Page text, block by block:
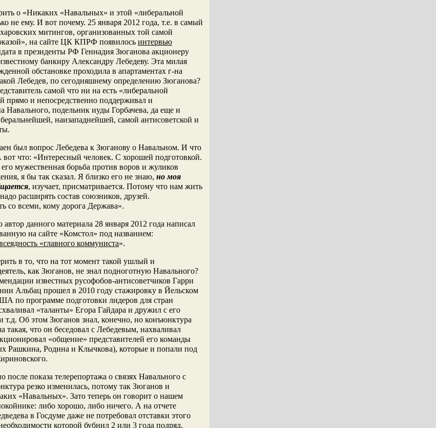
о «Никаких «Навальных» и этой «либеральной
не ему. И вот почему. 25 января 2012 года, т.е. в самый
митингов, организованных той самой
на сайте ЦК КПРФ появилось интервью
в президенты РФ Геннадия Зюганова акционеру
банкиру Александру Лебедеву. Эта милая
обстановке проходила в апартаментах г-на
Лебедев, по сегодняшнему определению Зюганова?
самой что ни на есть «либеральной
прямо и непосредственно поддерживал и
Навального, подельник иуды Горбачева, да еще и
наизападнейшей, самой антисоветской и
был вопрос Лебедева к Зюганову о Навальном. И что
вот что: «Интересный человек. С хорошей подготовкой.
мужественная борьба против воров и жуликов
я бы так сказал. Я близко его не знаю, но моя
, изучает, присматривается. Потому что нам жить
расширять состав союзников, друзей.
со всеми, кому дорога Держава».
данного материала 28 января 2012 года написал
на сайте «Комстол» под названием:
«главного коммуниста».
в то, что на тот момент такой ушлый и
как Зюганов, не знал подноготную Навального?
известных русофобов-антисоветчиков Гарри
Альбац прошел в 2010 году стажировку в Йельском
по программе подготовки лидеров для стран
«таланты» Егора Гайдара и дружил с его
т.д. Об этом Зюганов знал, конечно, но конъюнктура
такая, что он беседовал с Лебедевым, нахваливал
«общение» представителей его команды
Рашкина, Родина и Клычкова), которые и попали под
после показа телерепортажа о связях Навального с
резко изменилась, потому так Зюганов и
«Навальных». Зато теперь он говорит о нашем
либо хорошо, либо ничего. А на отчете
в Госдуме даже не потребовал отставки этого
которой бубнил 2 или 3 года подряд,